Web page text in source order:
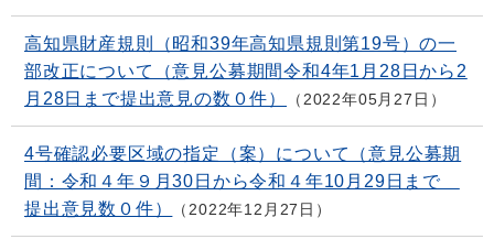
高知県財産規則（昭和39年高知県規則第19号）の一
部改正について（意見公募期間令和4年1月28日から2
月28日まで提出意見の数０件）
2022年05月27日
4号確認必要区域の指定（案）について（意見公募期
間：令和４年９月30日から令和４年10月29日まで
提出意見数０件）
2022年12月27日